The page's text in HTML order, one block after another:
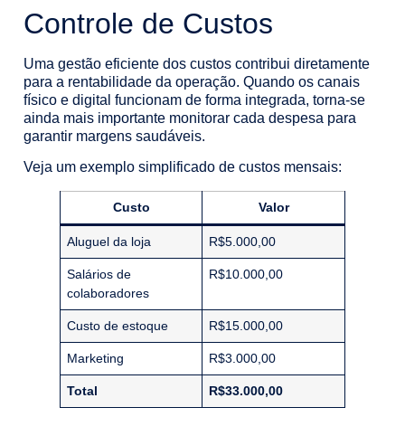
Controle de Custos
Uma gestão eficiente dos custos contribui diretamente
para a rentabilidade da operação. Quando os canais
físico e digital funcionam de forma integrada, torna-se
ainda mais importante monitorar cada despesa para
garantir margens saudáveis.
Veja um exemplo simplificado de custos mensais:
Custo Valor
Aluguel da loja R$5.000,00
Salários de
colaboradores
R$10.000,00
Custo de estoque R$15.000,00
Marketing R$3.000,00
Total R$33.000,00